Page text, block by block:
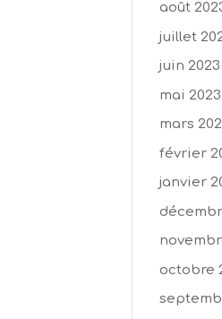
août
juillet
juin 2023
mai 2023
mars
février
janvier
octobre